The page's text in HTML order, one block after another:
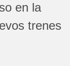
en la
trenes